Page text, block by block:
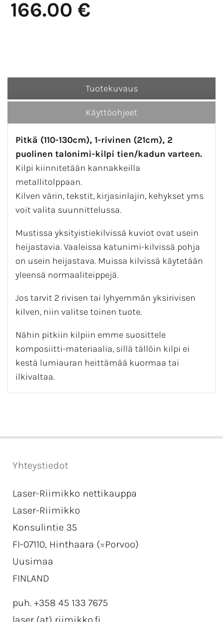
166.00 €
Tuotekuvaus
Käyttöohjeet
Pitkä (110-130cm), 1-rivinen (21cm), 2
puolinen talonimi-kilpi tien/kadun varteen.
Kilpi kiinnitetään kannakkeilla
metallitolppaan.
Kilven värin, tekstit, kirjasinlajin, kehykset yms
voit valita suunnittelussa.
Mustissa yksityistiekilvissä kuviot ovat usein
heijastavia. Vaaleissa katunimi-kilvissä pohja
on usein heijastava. Muissa kilvissä käytetään
yleensä normaaliteippejä.
Jos tarvit 2 rivisen tai lyhyemmän yksirivisen
kilven, niin valitse toinen tuote.
Nähin pitkiin kilpiin emme suosittele
komposiitti-materiaalia, sillä tällöin kilpi ei
kestä lumiauran heittämää kuormaa tai
ilkivaltaa.
Yhteystiedot
Laser-Riimikko nettikauppa
Laser-Riimikko
Konsulintie 35
FI-07110, Hinthaara (=Porvoo)
Uusimaa
FINLAND
puh. +358 45 133 7675